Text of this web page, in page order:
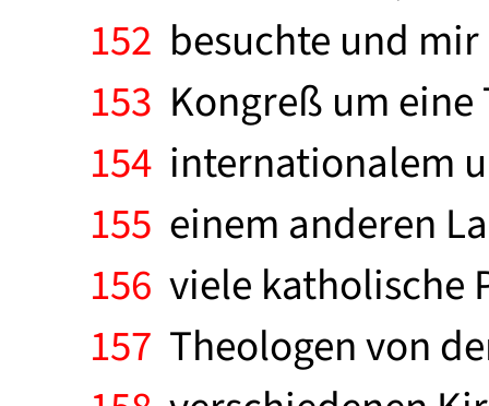
152 besuchte und
153 Kongreß um
154 internationalem
155 einem anderen
156 viele katholische
157 Theologen von